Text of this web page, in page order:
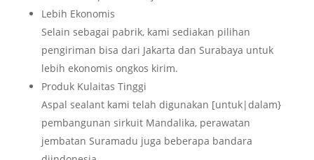
Lebih Ekonomis
Selain sebagai pabrik, kami sediakan pilihan
pengiriman bisa dari Jakarta dan Surabaya untuk
lebih ekonomis ongkos kirim.
Produk Kulaitas Tinggi
Aspal sealant kami telah digunakan [untuk|dalam}
pembangunan sirkuit Mandalika, perawatan
jembatan Suramadu juga beberapa bandara